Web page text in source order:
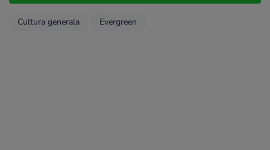
Cultura generala Evergreen